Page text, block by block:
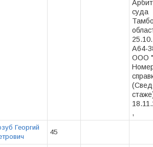
суда
А64-
ООО
,
Георгий
45